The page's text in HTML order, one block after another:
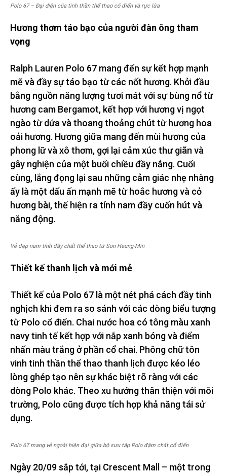
Polo 67 – Đại diện của tinh thần thể thao cổ điển và rực lửa
Hương thơm táo bạo của người đàn ông tham
vọng
Ralph Lauren Polo 67 mang đến sự kết hợp mạnh
mẽ và đầy sự táo bạo từ các nốt hương. Khởi đầu
bằng nguồn năng lượng tươi mát với sự bùng nổ từ
hương cam Bergamot, kết hợp với hương vị ngọt
ngào từ dứa và thoang thoảng chút từ hương hoa
oải hương. Hương giữa mang đến mùi hương của
phong lữ và xô thơm, gợi lại cảm xúc thư giãn và
gây nghiện của một buổi chiều đầy nắng. Cuối
cùng, lắng đọng lại sau những cảm giác nhẹ nhàng
ấy là một dấu ấn mạnh mẽ từ hoắc hương và cỏ
hương bài, thể hiện ra tính nam đầy cuốn hút và
năng động.
Vẻ đẹp nam tính đầy chất thể thao từ Son Heung-Min
Thiết kế thanh lịch và mới mẻ
Thiết kế của Polo 67 là một nét phá cách đầy tinh
nghịch khi đem ra so sánh với các dòng biểu tượng
từ Polo cổ điển. Chai nước hoa có tông màu xanh
navy tinh tế kết hợp với nắp xanh bóng và điểm
nhấn màu trắng ở phần cổ chai. Phông chữ tôn
vinh tinh thần thể thao thanh lịch được kéo léo
lòng ghép tạo nên sự khác biệt rõ ràng với các
dòng Polo khác. Theo xu hướng thân thiện với môi
trường, Polo cũng được tích hợp khả năng tái sử
dụng.
Polo 67 mang vẻ ngoài hiện đại giữa bộ sưu tập Polo đậm chất cổ điển
Ngày 20/09 sắp tới, tại Crescent Mall – một trong